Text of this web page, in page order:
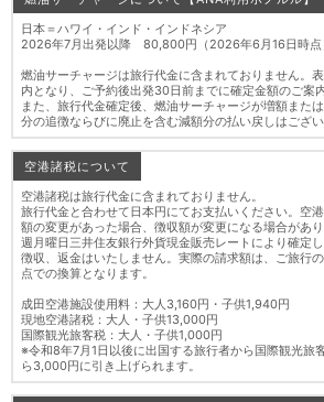
日本＝ハワイ・インド・インドネシア
2026年7月出発以降 80,800円（2026年6月16日時点
燃油サーチャージは旅行代金に含まれておりません。
内となり、ご予約後出発30日前までに確定金額のご案
また、旅行代金確定後、燃油サーチャージが増額また
分の追徴ならびに廃止を含む減額分の払い戻しはござい
空港諸税について
空港諸税は旅行代金に含まれておりません。
旅行代金と合わせて日本円にてお支払いください。空
額の変更があった場合、徴収額が変更になる場合があ
週月曜日三井住友銀行外貨現金販売レートにより確定
徴収、返金はいたしません。実際の請求額は、ご旅行
点での換算となります。
成田空港施設使用料：大人3,160円・子供1,940円
現地空港諸税：大人・子供13,000円
国際観光旅客税：大人・子供1,000円
※令和8年7月1日以後に出国する旅行者から国際観光旅
ら3,000円に引き上げられます。